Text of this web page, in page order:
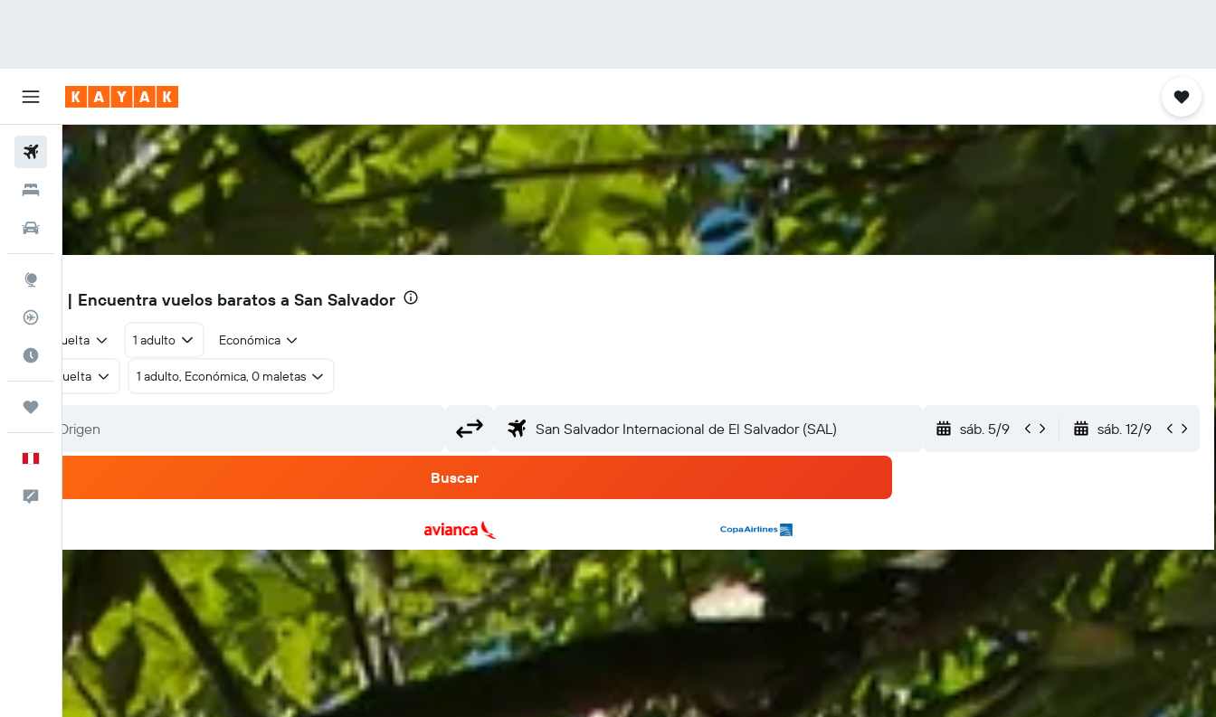
Vuelos
Hoteles
Autos
Español
Comentarios
SAL
| Encuentra vuelos baratos a San Salvador
Ida y vuelta 1 adulto Económica
Ida y vuelta 1 adulto, Económica, 0 maletas
sáb. 5/9 sáb. 12/9
Buscar